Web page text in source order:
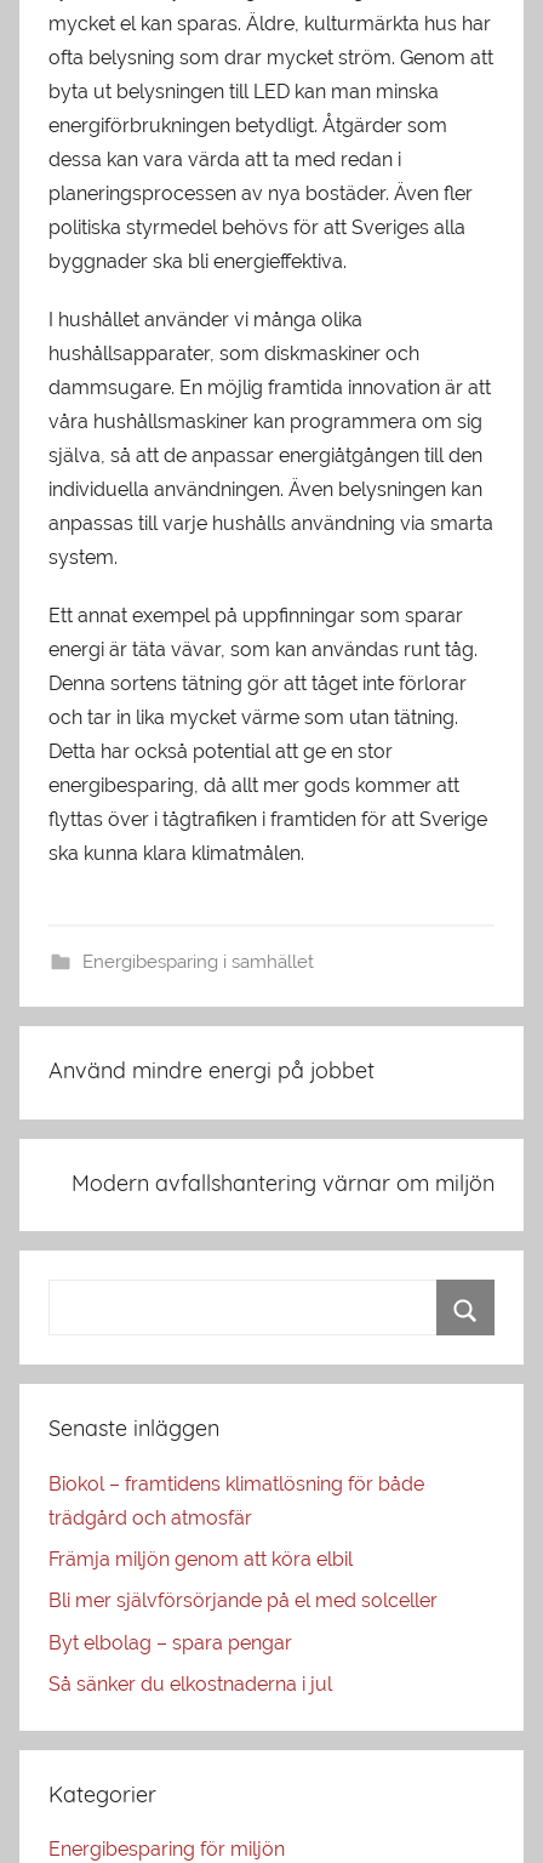
mycket el kan sparas. Äldre, kulturmärkta hus har
ofta belysning som drar mycket ström. Genom att
byta ut belysningen till LED kan man minska
energiförbrukningen betydligt. Åtgärder som
dessa kan vara värda att ta med redan i
planeringsprocessen av nya bostäder. Även fler
politiska styrmedel behövs för att Sveriges alla
byggnader ska bli energieffektiva.
I hushållet använder vi många olika
hushållsapparater, som diskmaskiner och
dammsugare. En möjlig framtida innovation är att
våra hushållsmaskiner kan programmera om sig
själva, så att de anpassar energiåtgången till den
individuella användningen. Även belysningen kan
anpassas till varje hushålls användning via smarta
system.
Ett annat exempel på uppfinningar som sparar
energi är täta vävar, som kan användas runt tåg.
Denna sortens tätning gör att tåget inte förlorar
och tar in lika mycket värme som utan tätning.
Detta har också potential att ge en stor
energibesparing, då allt mer gods kommer att
flyttas över i tågtrafiken i framtiden för att Sverige
ska kunna klara klimatmålen.
Energibesparing i samhället
Använd mindre energi på jobbet
Modern avfallshantering värnar om miljön
Senaste inläggen
Biokol – framtidens klimatlösning för både
trädgård och atmosfär
Främja miljön genom att köra elbil
Bli mer självförsörjande på el med solceller
Byt elbolag – spara pengar
Så sänker du elkostnaderna i jul
Kategorier
Energibesparing för miljön